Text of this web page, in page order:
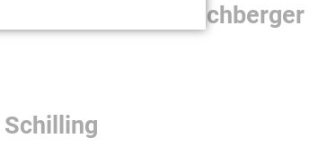
mit Werner Buchberger